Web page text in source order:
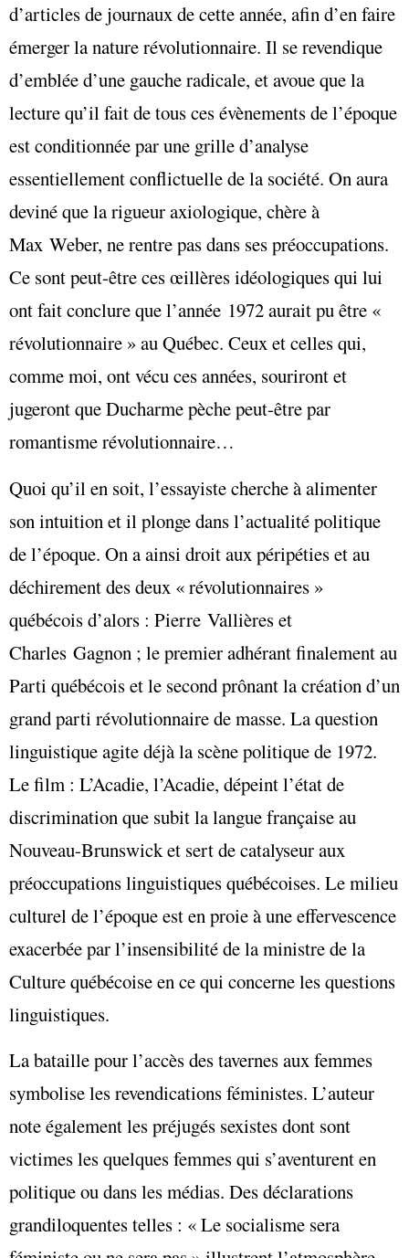
d’articles de journaux de cette année, afin d’en faire
émerger la nature révolutionnaire. Il se revendique
d’emblée d’une gauche radicale, et avoue que la
lecture qu’il fait de tous ces évènements de l’époque
est conditionnée par une grille d’analyse
essentiellement conflictuelle de la société. On aura
deviné que la rigueur axiologique, chère à
Max Weber, ne rentre pas dans ses préoccupations.
Ce sont peut-être ces œillères idéologiques qui lui
ont fait conclure que l’année 1972 aurait pu être «
révolutionnaire » au Québec. Ceux et celles qui,
comme moi, ont vécu ces années, souriront et
jugeront que Ducharme pèche peut-être par
romantisme révolutionnaire…
Quoi qu’il en soit, l’essayiste cherche à alimenter
son intuition et il plonge dans l’actualité politique
de l’époque. On a ainsi droit aux péripéties et au
déchirement des deux « révolutionnaires »
québécois d’alors : Pierre Vallières et
Charles Gagnon ; le premier adhérant finalement au
Parti québécois et le second prônant la création d’un
grand parti révolutionnaire de masse. La question
linguistique agite déjà la scène politique de 1972.
Le film : L’Acadie, l’Acadie, dépeint l’état de
discrimination que subit la langue française au
Nouveau-Brunswick et sert de catalyseur aux
préoccupations linguistiques québécoises. Le milieu
culturel de l’époque est en proie à une effervescence
exacerbée par l’insensibilité de la ministre de la
Culture québécoise en ce qui concerne les questions
linguistiques.
La bataille pour l’accès des tavernes aux femmes
symbolise les revendications féministes. L’auteur
note également les préjugés sexistes dont sont
victimes les quelques femmes qui s’aventurent en
politique ou dans les médias. Des déclarations
grandiloquentes telles : « Le socialisme sera